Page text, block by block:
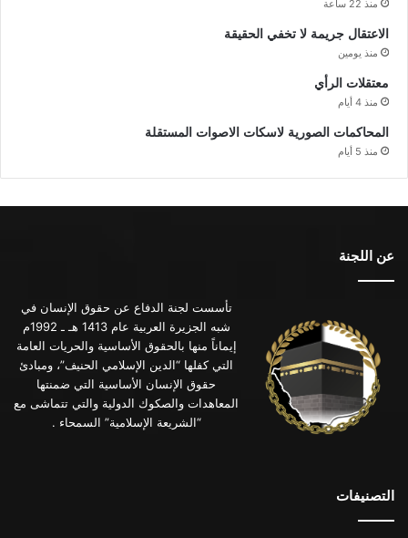
منذ 22 ساعة
الاعتقال جريمة لا تخفي الحقيقة
منذ يومين
معتقلات الرأي
منذ 4 أيام
المحاكمات الصورية لاسكات الاصوات المستقلة
منذ 5 أيام
عن اللجنة
تأسست لجنة الدفاع عن حقوق الإنسان في
شبه الجزيرة العربية عام 1413 هـ ـ 1992م
إيماناً منها بالحقوق الأساسية والحريات العامة
التي كفلها “الدين الإسلامي الحنيف”، ومبادئ
حقوق الإنسان الأساسية التي ضمنتها
المعاهدات والصكوك الدولية والتي تتماشى مع
“الشريعة الإسلامية” السمحاء .
التصنيفات